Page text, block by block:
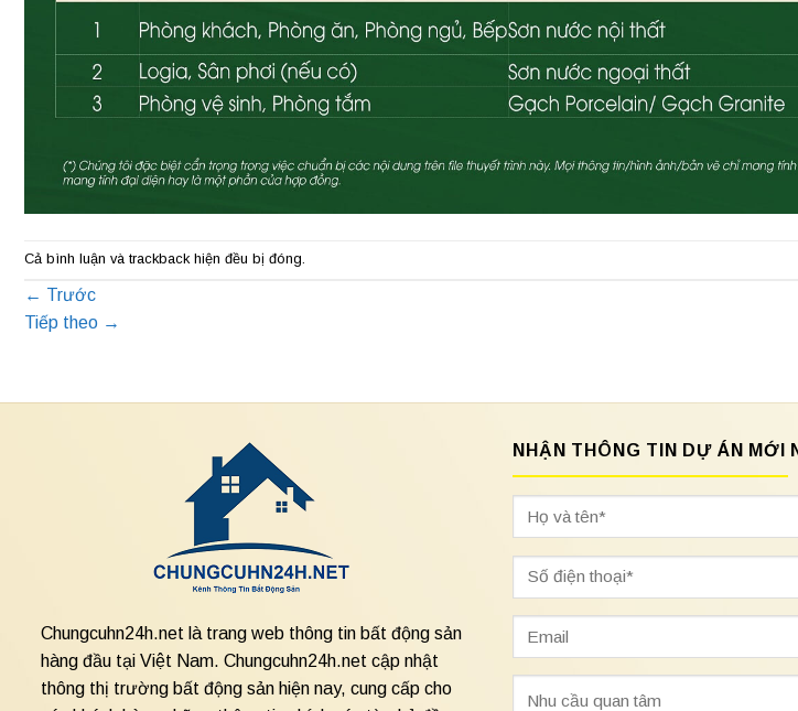
Cả bình luận và trackback hiện đều bị đóng.
← Trước
Tiếp theo →
Chungcuhn24h.net là trang web thông tin bất động sản
hàng đầu tại Việt Nam. Chungcuhn24h.net cập nhật
thông thị trường bất động sản hiện nay, cung cấp cho
NHẬN THÔNG TIN DỰ ÁN MỚI